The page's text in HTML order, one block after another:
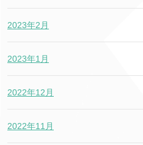
2023年2月
2023年1月
2022年12月
2022年11月